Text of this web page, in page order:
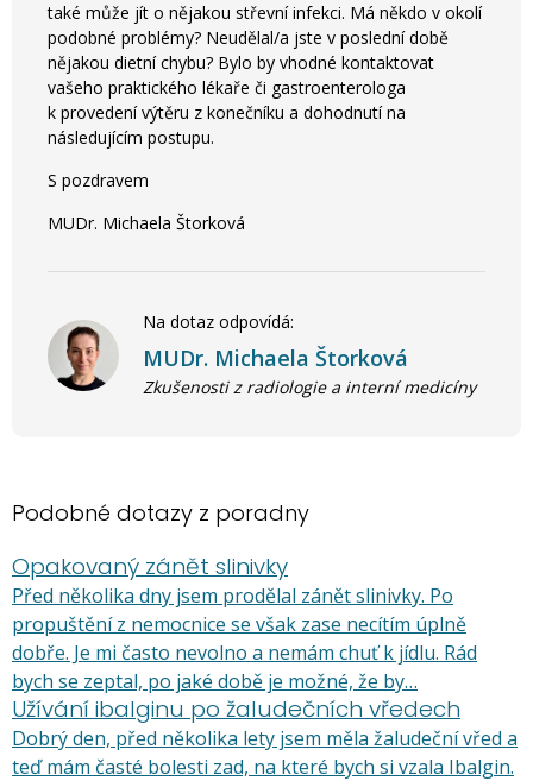
také může jít o nějakou střevní infekci. Má někdo v okolí
podobné problémy? Neudělal/a jste v poslední době
nějakou dietní chybu? Bylo by vhodné kontaktovat
vašeho praktického lékaře či gastroenterologa
k provedení výtěru z konečníku a dohodnutí na
následujícím postupu.
S pozdravem
MUDr. Michaela Štorková
Na dotaz odpovídá:
MUDr. Michaela Štorková
Zkušenosti z radiologie a interní medicíny
Podobné dotazy z poradny
Opakovaný zánět slinivky
Před několika dny jsem prodělal zánět slinivky. Po
propuštění z nemocnice se však zase necítím úplně
dobře. Je mi často nevolno a nemám chuť k jídlu. Rád
bych se zeptal, po jaké době je možné, že by…
Užívání ibalginu po žaludečních vředech
Dobrý den, před několika lety jsem měla žaludeční vřed a
teď mám časté bolesti zad, na které bych si vzala Ibalgin.